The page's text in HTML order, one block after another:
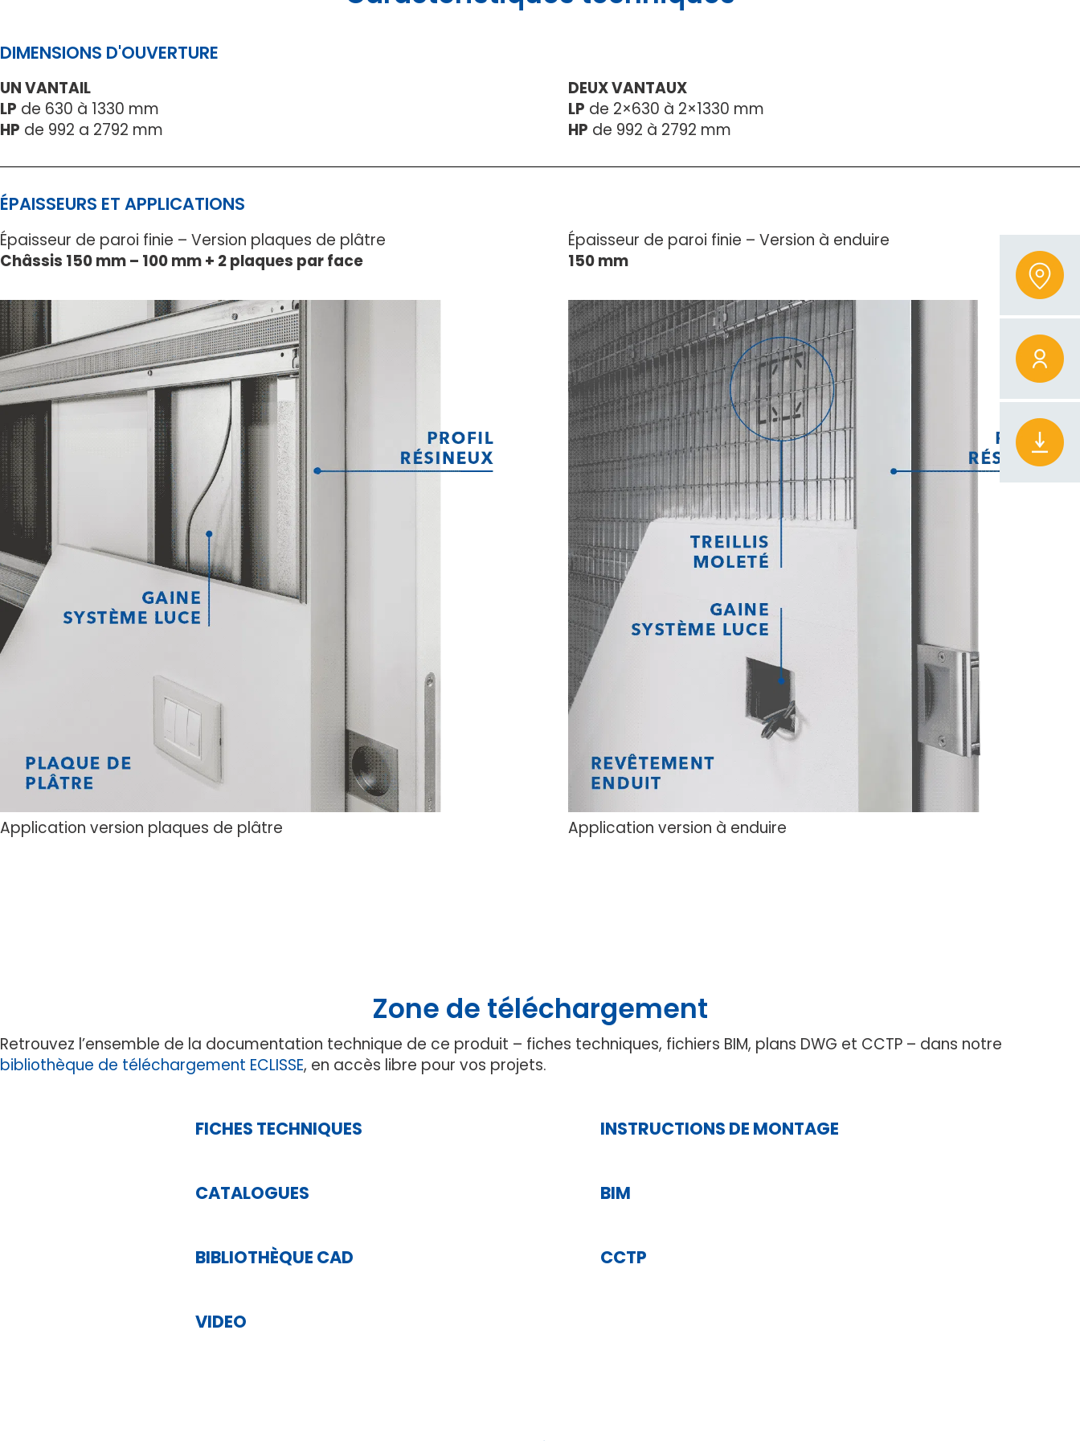
DIMENSIONS D'OUVERTURE
UN VANTAIL
LP de 630 à 1330 mm
HP de 992 a 2792 mm
DEUX VANTAUX
LP de 2×630 à 2×1330 mm
HP de 992 à 2792 mm
ÉPAISSEURS ET APPLICATIONS
Épaisseur de paroi finie – Version plaques de plâtre
Châssis 150 mm – 100 mm + 2 plaques par face
Épaisseur de paroi finie – Version à enduire
150 mm
Application version plaques de plâtre Application version à enduire
Zone de téléchargement
Retrouvez l’ensemble de la documentation technique de ce produit – fiches techniques, fichiers BIM, plans DWG et CCTP – dans notre
bibliothèque de téléchargement ECLISSE, en accès libre pour vos projets.
FICHES TECHNIQUES INSTRUCTIONS DE MONTAGE
CATALOGUES BIM
BIBLIOTHÈQUE CAD CCTP
VIDEO